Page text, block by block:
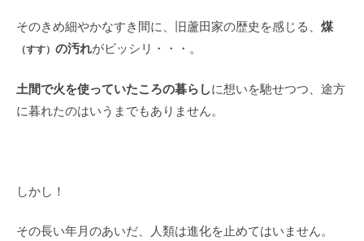
そのきめ細やかなすき間に、旧蘆田家の歴史を感じる、 煤
（すす） の汚れがビッシリ・・・。
土間で火を使っていたころの暮らしに想いを馳せつつ、途方
に暮れたのはいうまでもありません。
しかし！
その長い年月のあいだ、人類は進化を止めてはいません。